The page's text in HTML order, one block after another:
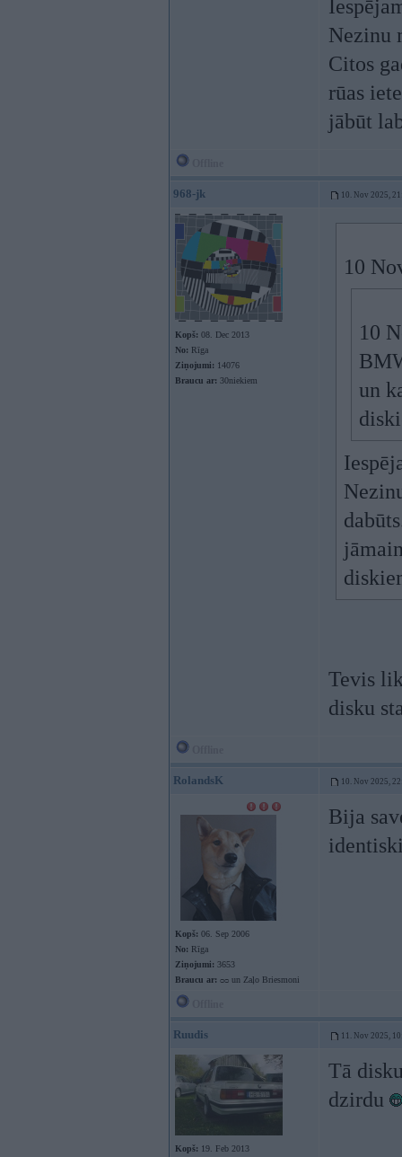
Nezinu
Citos
rūas
jābūt
968-jk 10. Nov 2025,
Kopš: 08. Dec 2013
No: Rīga
Ziņojumi: 14076
Braucu ar: 30niekiem
10
10
un
Tevis
disku
RolandsK 10. Nov 2025,
Kopš: 06. Sep 2006
No: Rīga
Ziņojumi: 3653
Braucu ar: ᴑᴑ un Zaļo Briesmoni
Bija
Ruudis 11. Nov 2025,
Kopš: 19. Feb 2013
Tā
dzirdu